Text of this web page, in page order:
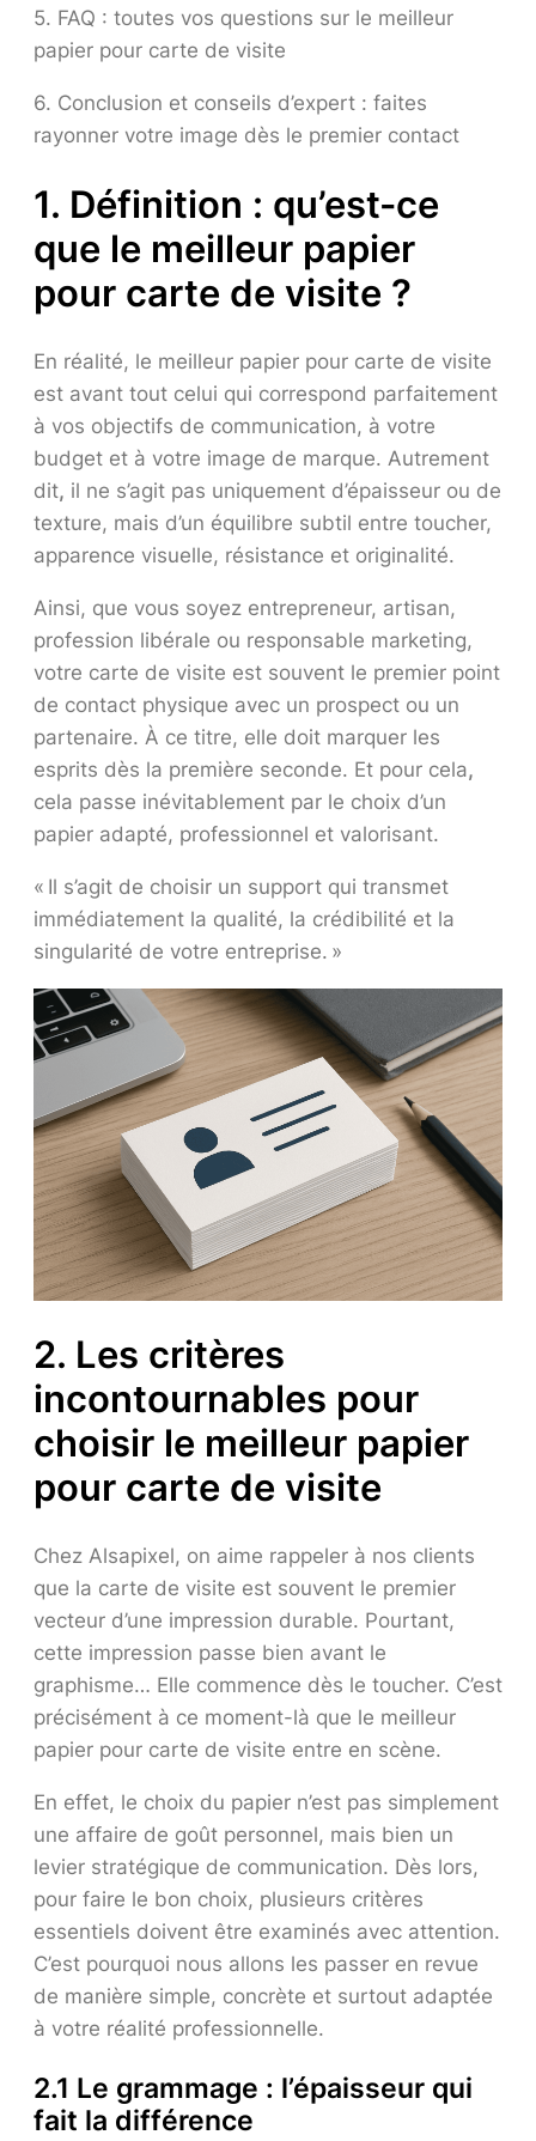
5. FAQ : toutes vos questions sur le meilleur
papier pour carte de visite
6. Conclusion et conseils d’expert : faites
rayonner votre image dès le premier contact
1. Définition : qu’est-ce
que le meilleur papier
pour carte de visite ?
En réalité, le meilleur papier pour carte de visite
est avant tout celui qui correspond parfaitement
à vos objectifs de communication, à votre
budget et à votre image de marque. Autrement
dit, il ne s’agit pas uniquement d’épaisseur ou de
texture, mais d’un équilibre subtil entre toucher,
apparence visuelle, résistance et originalité.
Ainsi, que vous soyez entrepreneur, artisan,
profession libérale ou responsable marketing,
votre carte de visite est souvent le premier point
de contact physique avec un prospect ou un
partenaire. À ce titre, elle doit marquer les
esprits dès la première seconde. Et pour cela,
cela passe inévitablement par le choix d’un
papier adapté, professionnel et valorisant.
« Il s’agit de choisir un support qui transmet
immédiatement la qualité, la crédibilité et la
singularité de votre entreprise. »
2. Les critères
incontournables pour
choisir le meilleur papier
pour carte de visite
Chez Alsapixel, on aime rappeler à nos clients
que la carte de visite est souvent le premier
vecteur d’une impression durable. Pourtant,
cette impression passe bien avant le
graphisme… Elle commence dès le toucher. C’est
précisément à ce moment-là que le meilleur
papier pour carte de visite entre en scène.
En effet, le choix du papier n’est pas simplement
une affaire de goût personnel, mais bien un
levier stratégique de communication. Dès lors,
pour faire le bon choix, plusieurs critères
essentiels doivent être examinés avec attention.
C’est pourquoi nous allons les passer en revue
de manière simple, concrète et surtout adaptée
à votre réalité professionnelle.
2.1 Le grammage : l’épaisseur qui
fait la différence